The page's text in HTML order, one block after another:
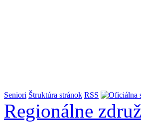
Seniori Štruktúra stránok RSS
Regionálne